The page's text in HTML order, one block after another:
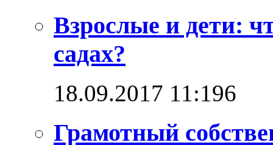
Взрослые и дети:
садах?
18.09.2017 11:196
Грамотный